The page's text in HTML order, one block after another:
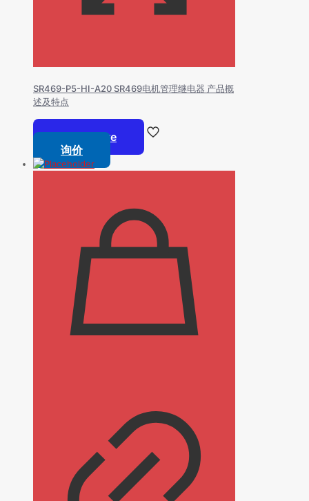
SR469-P5-HI-A20 SR469电机管理继电器 产品概
述及特点
Read more
询价